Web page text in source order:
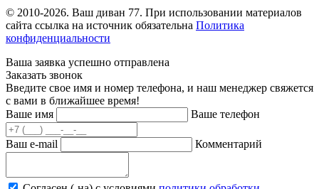
© 2010-2026. Ваш диван 77. При использовании материалов
сайта ссылка на источник обязательна Политика
конфиденциальности
Ваша заявка успешно отправлена
Заказать звонок
Введите свое имя и номер телефона, и наш менеджер свяжется
с вами в ближайшее время!
Ваше имя
Ваше телефон
Ваш e-mail Комментарий